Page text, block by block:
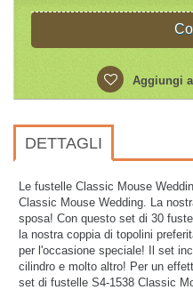
Aggiungi
DETTAGLI
Le fustelle Classic Mouse
Classic Mouse Wedding. La
sposa! Con questo set di 30
la nostra coppia di topolini
per l'occasione speciale! Il set
cilindro e molto altro! Per un
set di fustelle S4-1538 Classic